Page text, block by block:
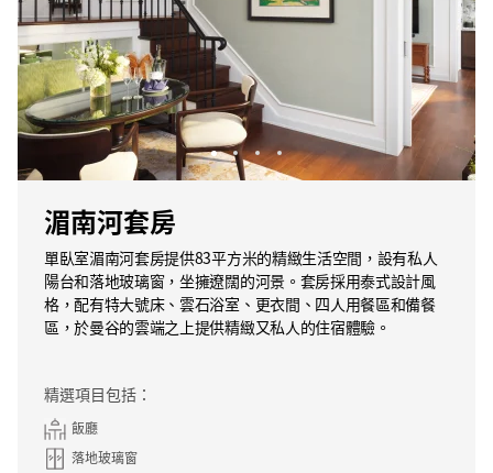
湄南河套房
單臥室湄南河套房提供83平方米的精緻生活空間，設有私人
陽台和落地玻璃窗，坐擁遼闊的河景。套房採用泰式設計風
格，配有特大號床、雲石浴室、更衣間、四人用餐區和備餐
區，於曼谷的雲端之上提供精緻又私人的住宿體驗。
精選項目包括：
飯廳
落地玻璃窗